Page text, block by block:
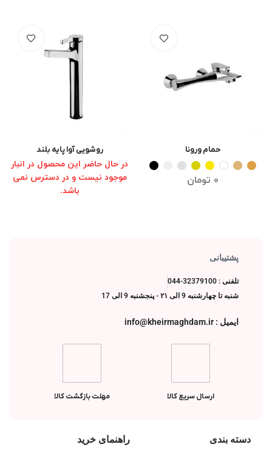
انتخاب گزینه ها
حمام ورونا
0 تومان
انتخاب گزینه ها
روشویی آوا پایه بلند
در حال حاضر این محصول در انبار
موجود نیست و در دسترس نمی
باشد.
پشتیبانی
تلفنی : 32379100-044
شنبه تا چهارشنبه 9 الی ۲۱ - پنجشنبه 9 الی 17
ایمیل : info@kheirmaghdam.ir
ارسال سریع کالا مهلت بازگشت کالا
دسته بندی راهنمای خرید